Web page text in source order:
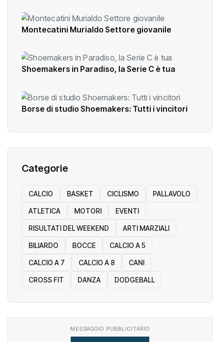
Montecatini Murialdo Settore giovanile
Shoemakers in Paradiso, la Serie C è tua
Borse di studio Shoemakers: Tutti i vincitori
Categorie
CALCIO BASKET CICLISMO PALLAVOLO
ATLETICA MOTORI EVENTI
RISULTATI DEL WEEKEND ARTI MARZIALI
BILIARDO BOCCE CALCIO A 5
CALCIO A 7 CALCIO A 8 CANI
CROSS FIT DANZA DODGEBALL
MESSAGGIO PUBBLICITARIO